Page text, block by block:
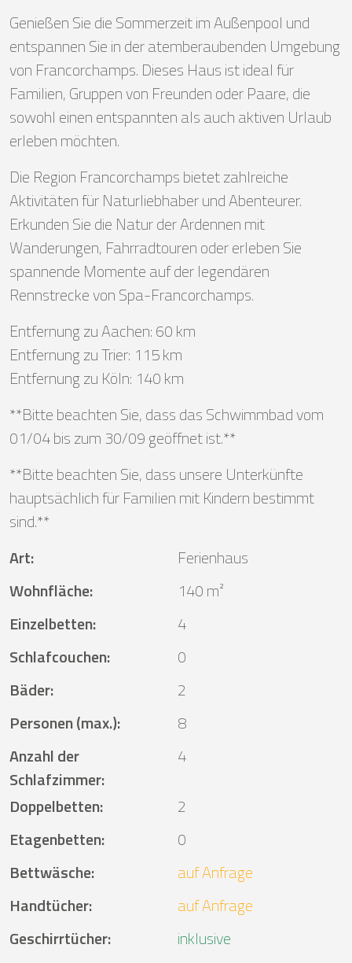
Genießen Sie die Sommerzeit im Außenpool und
entspannen Sie in der atemberaubenden Umgebung
von Francorchamps. Dieses Haus ist ideal für
Familien, Gruppen von Freunden oder Paare, die
sowohl einen entspannten als auch aktiven Urlaub
erleben möchten.
Die Region Francorchamps bietet zahlreiche
Aktivitäten für Naturliebhaber und Abenteurer.
Erkunden Sie die Natur der Ardennen mit
Wanderungen, Fahrradtouren oder erleben Sie
spannende Momente auf der legendären
Rennstrecke von Spa-Francorchamps.
Entfernung zu Aachen: 60 km
Entfernung zu Trier: 115 km
Entfernung zu Köln: 140 km
**Bitte beachten Sie, dass das Schwimmbad vom
01/04 bis zum 30/09 geöffnet ist.**
**Bitte beachten Sie, dass unsere Unterkünfte
hauptsächlich für Familien mit Kindern bestimmt
sind.**
Art:
Ferienhaus
Wohnfläche:
140 m²
Einzelbetten:
4
Schlafcouchen:
0
Bäder:
2
Personen (max.):
8
Anzahl der
Schlafzimmer:
4
Doppelbetten:
2
Etagenbetten:
0
Bettwäsche:
auf Anfrage
Handtücher:
auf Anfrage
Geschirrtücher:
inklusive